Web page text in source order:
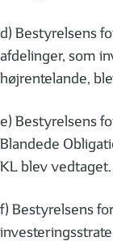
d) Bestyrelsens
afdelinger, som
højrentelande,
e) Bestyrelsens
Blandede
KL blev vedtaget.
f) Bestyrelsens